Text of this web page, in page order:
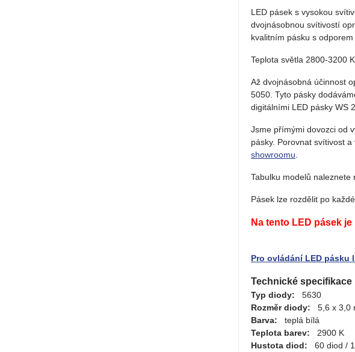
LED pásek s vysokou
dvojnásobnou svítivostí
kvalitním pásku s
Teplota světla 2800-3200 K.
Až dvojnásobná účinnost
5050. Tyto pásky
digitálními LED pásky WS
Jsme přímými dovozci od
pásky. Porovnat svítivost
showroomu
Tabulku modelů naleznete
Pásek lze rozdělit po
Na tento LED pásek
Pro ovládání LED pásku
Technické specifikace
Typ diody: 5630
Rozměr diody: 5,6 x 3,0
Barva: teplá bílá
Teplota barev: 2900 K
Hustota diod: 60 diod /